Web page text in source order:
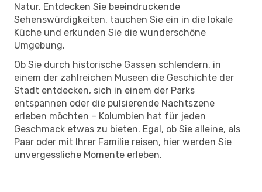
Natur. Entdecken Sie beeindruckende
Sehenswürdigkeiten, tauchen Sie ein in die lokale
Küche und erkunden Sie die wunderschöne
Umgebung.
Ob Sie durch historische Gassen schlendern, in
einem der zahlreichen Museen die Geschichte der
Stadt entdecken, sich in einem der Parks
entspannen oder die pulsierende Nachtszene
erleben möchten – Kolumbien hat für jeden
Geschmack etwas zu bieten. Egal, ob Sie alleine, als
Paar oder mit Ihrer Familie reisen, hier werden Sie
unvergessliche Momente erleben.